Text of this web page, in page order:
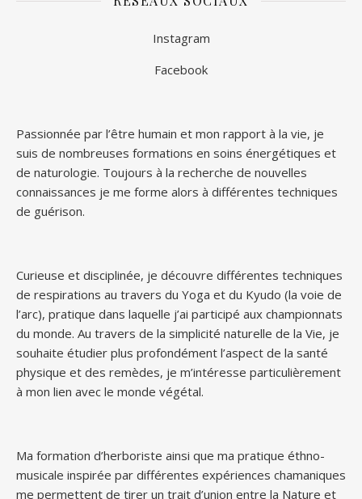
Instagram
Facebook
Passionnée par l’être humain et mon rapport à la vie, je
suis de nombreuses formations en soins énergétiques et
de naturologie. Toujours à la recherche de nouvelles
connaissances je me forme alors à différentes techniques
de guérison.
Curieuse et disciplinée, je découvre différentes techniques
de respirations au travers du Yoga et du Kyudo (la voie de
l’arc), pratique dans laquelle j’ai participé aux championnats
du monde. Au travers de la simplicité naturelle de la Vie, je
souhaite étudier plus profondément l’aspect de la santé
physique et des remèdes, je m’intéresse particulièrement
à mon lien avec le monde végétal.
Ma formation d’herboriste ainsi que ma pratique éthno-
musicale inspirée par différentes expériences chamaniques
me permettent de tirer un trait d’union entre la Nature et